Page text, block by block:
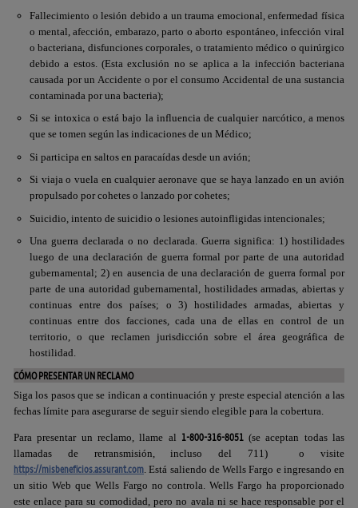
Fallecimiento o lesión debido a un trauma emocional, enfermedad física
o mental, afección, embarazo, parto o aborto espontáneo, infección viral
o bacteriana, disfunciones corporales, o tratamiento médico o quirúrgico
debido a estos. (Esta exclusión no se aplica a la infección bacteriana
causada por un Accidente o por el consumo Accidental de una sustancia
contaminada por una bacteria);
Si se intoxica o está bajo la influencia de cualquier narcótico, a menos
que se tomen según las indicaciones de un Médico;
Si participa en saltos en paracaídas desde un avión;
Si viaja o vuela en cualquier aeronave que se haya lanzado en un avión
propulsado por cohetes o lanzado por cohetes;
Suicidio, intento de suicidio o lesiones autoinfligidas intencionales;
Una guerra declarada o no declarada. Guerra significa: 1) hostilidades
luego de una declaración de guerra formal por parte de una autoridad
gubernamental; 2) en ausencia de una declaración de guerra formal por
parte de una autoridad gubernamental, hostilidades armadas, abiertas y
continuas entre dos países; o 3) hostilidades armadas, abiertas y
continuas entre dos facciones, cada una de ellas en control de un
territorio, o que reclamen jurisdicción sobre el área geográfica de
hostilidad.
CÓMO PRESENTAR UN RECLAMO
Siga los pasos que se indican a continuación y preste especial atención a las
fechas límite para asegurarse de seguir siendo elegible para la cobertura.
Para presentar un reclamo, llame al 1-800-316-8051(se aceptan todas las
llamadas de retransmisión, incluso del 711) o visite
https://misbeneficios.assurant.com . Está saliendo de Wells Fargo e ingresando en
un sitio Web que Wells Fargo no controla. Wells Fargo ha proporcionado
este enlace para su comodidad, pero no avala ni se hace responsable por el